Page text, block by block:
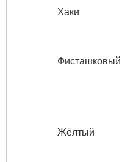
Хаки
Фисташковый
Жёлтый